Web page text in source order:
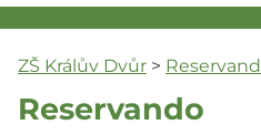
ZŠ Králův Dvůr >
Reservando